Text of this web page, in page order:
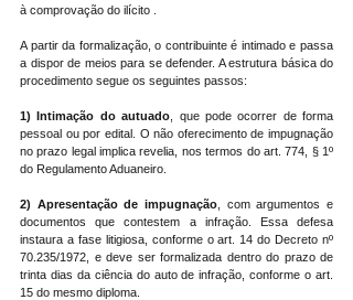
à comprovação do ilícito .
A partir da formalização, o contribuinte é intimado e passa
a dispor de meios para se defender. A estrutura básica do
procedimento segue os seguintes passos:
1) Intimação do autuado , que pode ocorrer de forma
pessoal ou por edital. O não oferecimento de impugnação
no prazo legal implica revelia, nos termos do art. 774, § 1º
do Regulamento Aduaneiro.
2) Apresentação de impugnação , com argumentos e
documentos que contestem a infração. Essa defesa
instaura a fase litigiosa, conforme o art. 14 do Decreto nº
70.235/1972, e deve ser formalizada dentro do prazo de
trinta dias da ciência do auto de infração, conforme o art.
15 do mesmo diploma.